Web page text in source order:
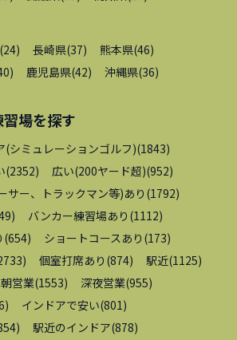
(24) 長崎県(37) 熊本県(46)
) 鹿児島県(42) 沖縄県(36)
習場を探す
(シミュレーションゴルフ)(1843)
(2352) 広い(200ヤード超)(952)
サー、トラックマン等)あり (1792)
) バンカー練習場あり (1112)
(654) ショートコースあり (173)
) 個室打席あり (874) 駅近(1125)
営業(1553) 深夜営業(955)
) インドアで安い(801 )
) 駅近のインドア(878)